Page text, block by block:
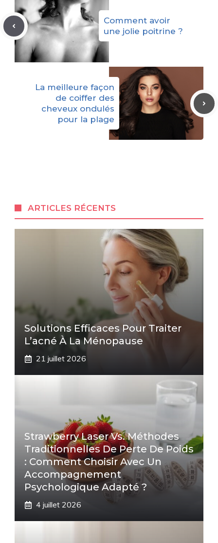
cuir chevelu
Comment avoir
une jolie poitrine ?
La meilleure façon
de coiffer des
cheveux ondulés
pour la plage
ARTICLES RÉCENTS
Solutions Efficaces Pour Traiter
L’acné À La Ménopause
21 juillet 2026
Strawberry Laser Vs. Méthodes
Traditionnelles De Perte De Poids
: Comment Choisir Avec Un
Accompagnement
Psychologique Adapté ?
4 juillet 2026